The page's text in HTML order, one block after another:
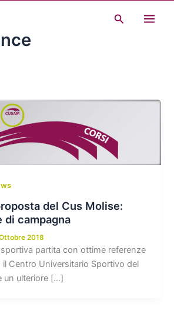
Cerca
del Cus Molise:
di campagna
2018
partita con ottime referenze
il Centro Universitario Sportivo del
un ulteriore […]